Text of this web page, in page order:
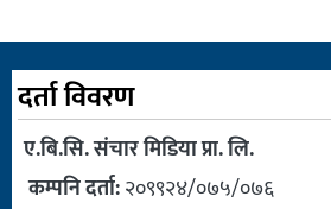
दर्ता विवरण
ए.बि.सि. संचार मिडिया प्रा. लि.
कम्पनि दर्ता:२०९९२४/०७५/०७६